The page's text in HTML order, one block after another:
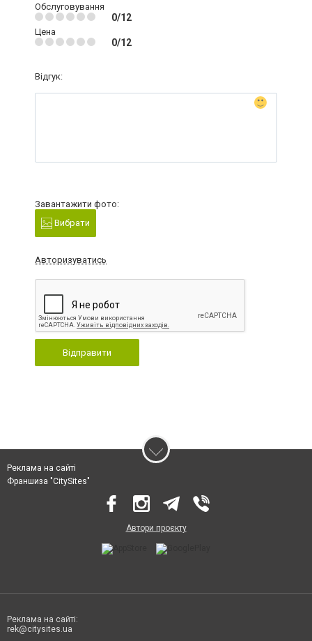
Обслуговування
0/12
Цена
0/12
Відгук:
Завантажити фото:
Вибрати
Авторизуватись
Відправити
Реклама на сайті
Франшиза "CitySites"
Автори проєкту
Реклама на сайті:
rek@citysites.ua